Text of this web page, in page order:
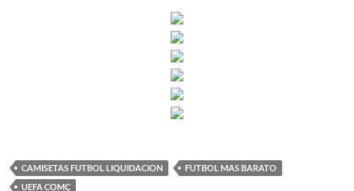
CAMISETAS FUTBOL LIQUIDACION
FUTBOL MAS BARATO
UEFA COMÇ